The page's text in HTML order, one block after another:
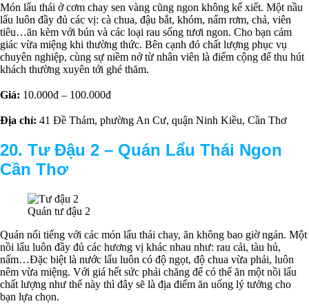
Món lẩu thái ở cơm chay sen vàng cũng ngon không kể xiết. Một nầu
lẩu luôn đầy đủ các vị: cà chua, đậu bắt, khóm, nấm rơm, chả, viên
tiêu…ăn kèm với bún và các loại rau sống tươi ngon. Cho bạn cảm
giác vừa miệng khi thường thức. Bên cạnh đó chất lượng phục vụ
chuyên nghiệp, cùng sự niềm nở từ nhân viên là điểm cộng để thu hút
khách thường xuyên tới ghé thăm.
Giá: 10.000đ – 100.000đ
Địa chỉ: 41 Đề Thám, phường An Cư, quận Ninh Kiều, Cần Thơ
20. Tư Đậu 2 – Quán Lẩu Thái Ngon
Cần Thơ
Quán tư đậu 2
Quán nổi tiếng với các món lẩu thái chay, ăn không bao giờ ngán. Một
nồi lẩu luôn đầy đủ các hương vị khác nhau như: rau cải, tàu hủ,
nấm…Đặc biệt là nước lẩu luôn có độ ngọt, độ chua vừa phải, luôn
nêm vừa miệng. Với giá hết sức phải chăng để có thể ăn một nồi lẩu
chất lượng như thế này thì đây sẽ là địa điểm ăn uống lý tưởng cho
bạn lựa chọn.